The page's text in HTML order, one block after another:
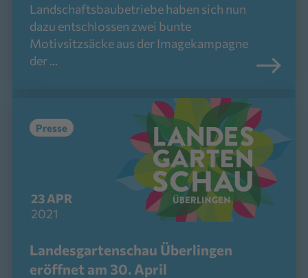
Landschaftsbaubetriebe haben sich nun
dazu entschlossen zwei bunte
Motivsitzsäcke aus der Imagekampagne
der ...
23APR
2021
Presse
Landesgartenschau Überlingen
eröffnet am 30. April